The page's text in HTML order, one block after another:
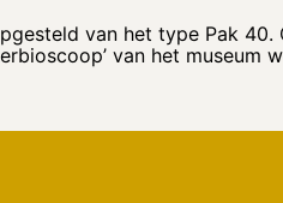
van het type Pak
van het museum